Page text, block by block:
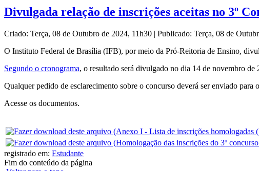
Divulgada relação de inscrições aceitas no 3º
Criado: Terça, 08 de Outubro de 2024, 11h30 | Publicado: Terça, 08 de
O Instituto Federal de Brasília (IFB), por meio da Pró-Reitoria de Ensino,
Segundo o cronograma, o resultado será divulgado no dia 14 de novembro de
Qualquer pedido de esclarecimento sobre o concurso deverá ser enviado para o
Acesse os documentos.
registrado em: Estudante
Fim do conteúdo da página